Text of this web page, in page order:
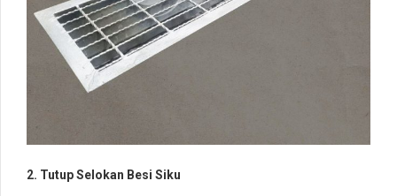
2. Tutup Selokan Besi Siku